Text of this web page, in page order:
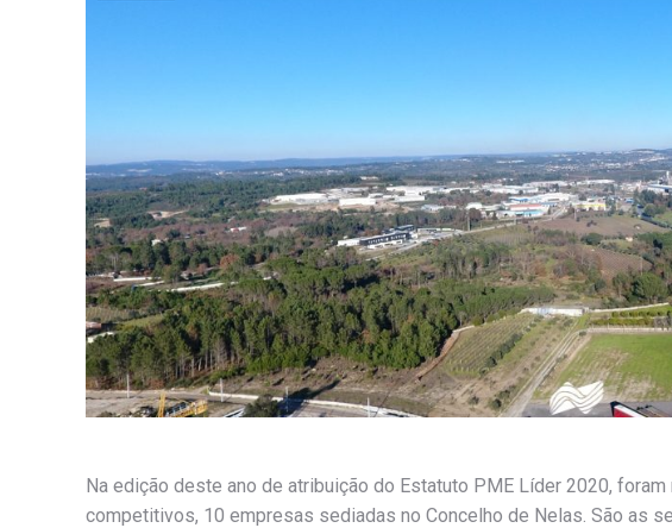
Na edição deste ano de atribuição do Estatuto PME Líder 2020,
competitivos, 10 empresas sediadas no Concelho de Nelas. São as